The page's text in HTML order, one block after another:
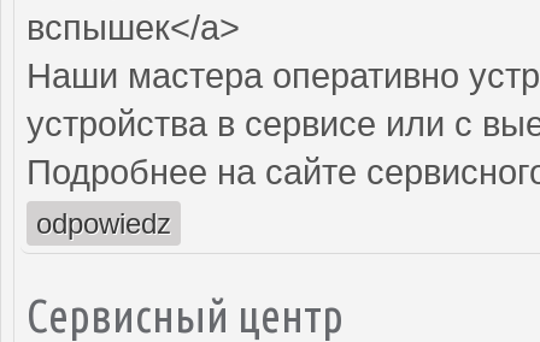
вспышек</a>
Наши мастера оперативно
устройства в сервисе или с
Подробнее на сайте
odpowiedz
Сервисный центр